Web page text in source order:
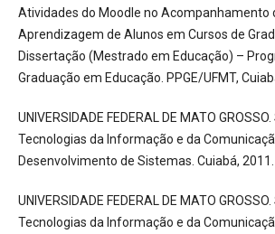
Atividades do Moodle no Acompanhamento
Aprendizagem de Alunos em Cursos de
Dissertação (Mestrado em Educação) –
Graduação em Educação. PPGE/UFMT,
UNIVERSIDADE FEDERAL DE MATO
Tecnologias da Informação e da
Desenvolvimento de Sistemas. Cuiabá, 2011.
UNIVERSIDADE FEDERAL DE MATO
Tecnologias da Informação e da